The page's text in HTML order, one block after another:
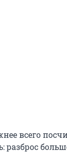
всего
разброс